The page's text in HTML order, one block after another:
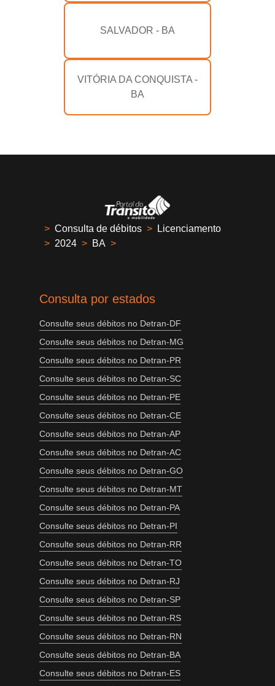
SALVADOR - BA
VITÓRIA DA CONQUISTA -
BA
> Consulta de débitos >
Licenciamento
> 2024 > BA >
Consulta por estados
Consulte seus débitos no Detran-DF
Consulte seus débitos no Detran-MG
Consulte seus débitos no Detran-PR
Consulte seus débitos no Detran-SC
Consulte seus débitos no Detran-PE
Consulte seus débitos no Detran-CE
Consulte seus débitos no Detran-AP
Consulte seus débitos no Detran-AC
Consulte seus débitos no Detran-GO
Consulte seus débitos no Detran-MT
Consulte seus débitos no Detran-PA
Consulte seus débitos no Detran-PI
Consulte seus débitos no Detran-RR
Consulte seus débitos no Detran-TO
Consulte seus débitos no Detran-RJ
Consulte seus débitos no Detran-SP
Consulte seus débitos no Detran-RS
Consulte seus débitos no Detran-RN
Consulte seus débitos no Detran-BA
Consulte seus débitos no Detran-ES